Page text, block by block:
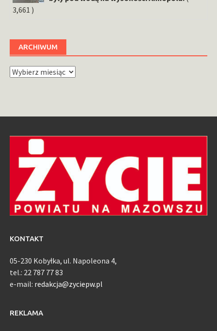
3,661 )
ARCHIWUM
Archiwum
KONTAKT
05-230 Kobyłka, ul. Napoleona 4,
tel.: 22 787 77 83
e-mail: redakcja@zyciepw.pl
REKLAMA